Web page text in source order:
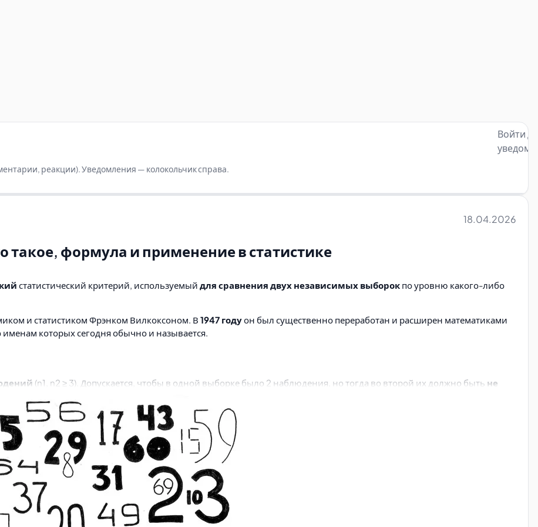
реакции). Уведомления — колокольчик справа.
Войти
18.04.2026
формула и применение в статистике
статистический критерий, используемый для сравнения двух независимых выборок по уровню какого-либо
и статистиком Фрэнком Вилкоксоном. В 1947 годуон был существенно переработан и расширен математиками
которых сегодня обычно и называется.
(n1, n2 ≥ 3). Допускается, чтобы в одной выборке было 2 наблюдения, но тогда во второй их должно быть не
(n1, n2 ≤ 60).
являетсяотсутствиев сравниваемых группах совпадающих значений
в группе 1.
в группе 1.